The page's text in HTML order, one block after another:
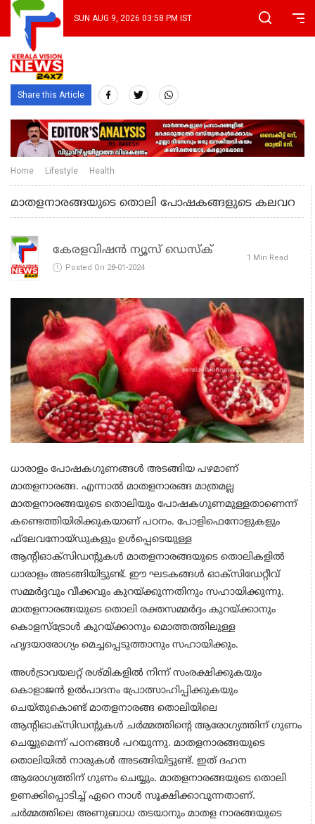
SUN AUG 9, 2026 03:58 PM IST
Share this Article
Home Lifestyle Health
മാതളനാരങ്ങയുടെ തൊലി പോഷകങ്ങളുടെ കലവറ
കേരളവിഷൻ ന്യൂസ് ഡെസ്‌ക്
Posted On 28-01-2024
1 Min Read
ധാരാളം പോഷകഗുണങ്ങള്‍ അടങ്ങിയ പഴമാണ്
മാതളനാരങ്ങ. എന്നാല്‍ മാതളനാരങ്ങ മാത്രമല്ല
മാതളനാരങ്ങയുടെ തൊലിയും പോഷകഗുണമുള്ളതാണെന്ന്
കണ്ടെത്തിയിരിക്കുകയാണ് പഠനം. പോളിഫെനോളുകളും
ഫ്‌ലേവനോയ്ഡുകളും ഉള്‍പ്പെടെയുള്ള
ആന്റിഓക്സിഡന്റുകള്‍ മാതളനാരങ്ങയുടെ തൊലികളില്‍
ധാരാളം അടങ്ങിയിട്ടുണ്ട്. ഈ ഘടകങ്ങള്‍ ഓക്‌സിഡേറ്റീവ്
സമ്മര്‍ദ്ദവും വീക്കവും കുറയ്ക്കുന്നതിനും സഹായിക്കുന്നു.
മാതളനാരങ്ങയുടെ തൊലി രക്തസമ്മര്‍ദ്ദം കുറയ്ക്കാനും
കൊളസ്‌ട്രോള്‍ കുറയ്ക്കാനും മൊത്തത്തിലുള്ള
ഹൃദയാരോഗ്യം മെച്ചപ്പെടുത്താനും സഹായിക്കും.
അള്‍ട്രാവയലറ്റ് രശ്മികളില്‍ നിന്ന് സംരക്ഷിക്കുകയും
കൊളാജന്‍ ഉല്‍പാദനം പ്രോത്സാഹിപ്പിക്കുകയും
ചെയ്തുകൊണ്ട് മാതളനാരങ്ങ തൊലിയിലെ
ആന്റിഓക്സിഡന്റുകള്‍ ചര്‍മ്മത്തിന്റെ ആരോഗ്യത്തിന് ഗുണം
ചെയ്യുമെന്ന് പഠനങ്ങള്‍ പറയുന്നു. മാതളനാരങ്ങയുടെ
തൊലിയില്‍ നാരുകള്‍ അടങ്ങിയിട്ടുണ്ട്. ഇത് ദഹന
ആരോഗ്യത്തിന് ഗുണം ചെയ്യും. മാതളനാരങ്ങയുടെ തൊലി
ഉണക്കിപ്പൊടിച്ച് ഏറെ നാള്‍ സൂക്ഷിക്കാവുന്നതാണ്.
ചര്‍മ്മത്തിലെ അണുബാധ തടയാനും മാതള നാരങ്ങയുടെ